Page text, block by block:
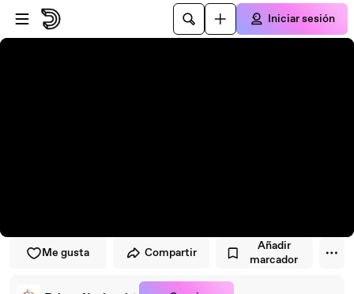
Saltar al reproductor
Saltar al contenido principal
Iniciar sesión
Me gusta Compartir
Añadir
marcador